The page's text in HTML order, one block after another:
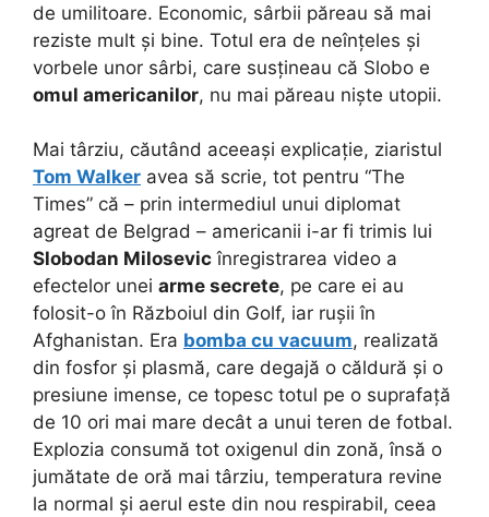
de umilitoare. Economic, sârbii păreau să mai
reziste mult și bine. Totul era de neînțeles și
vorbele unor sârbi, care susțineau că Slobo e
omul americanilor, nu mai păreau niște utopii.
Mai târziu, căutând aceeași explicație, ziaristul
Tom Walker avea să scrie, tot pentru “The
Times” că – prin intermediul unui diplomat
agreat de Belgrad – americanii i-ar fi trimis lui
Slobodan Milosevic înregistrarea video a
efectelor unei arme secrete, pe care ei au
folosit-o în Războiul din Golf, iar rușii în
Afghanistan. Era bomba cu vacuum, realizată
din fosfor și plasmă, care degajă o căldură și o
presiune imense, ce topesc totul pe o suprafață
de 10 ori mai mare decât a unui teren de fotbal.
Explozia consumă tot oxigenul din zonă, însă o
jumătate de oră mai târziu, temperatura revine
la normal și aerul este din nou respirabil, ceea